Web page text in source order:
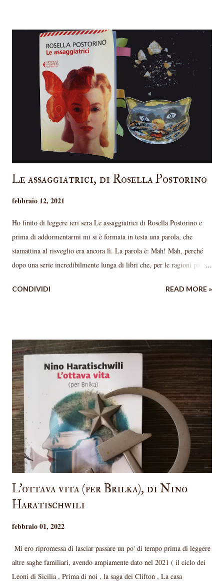
rete. In brevissimo: Pa’ Salt è l’eccentrico proprietario di Atlantis,
uno splendido castello sul lago di Ginevra. Periodicamente porta lì
una bambina adottata che chiama come una delle Pleiadi (le Sette
Sorelle, appunto), la lascia alle cure di Marina e riparte. A queste sei
bambine (sono sei, non sette, immagino si capirà il perché) darà la
possibilità di crescere ed eman...
Le assaggiatrici, di Rosella Postorino
febbraio 12, 2021
Ho finito di leggere ieri sera Le assaggiatrici di Rosella Postorino e
prima di addormentarmi mi si è formata in testa una parola, che
stamattina al risveglio era ancora lì. La parola è: Mah! Mah, perché
dopo una serie incredibilmente lunga di libri che, per le ragioni più
da un bel po' che volevo leggerlo e forse, contrariamente al mio solito,
Postorino ha una prosa piacevole e fluida, la storia si segue benissimo
e i personaggi sono ben delineati. È un bel libro, ma mi aspettavo ben
di più da una storia curiosa e poco conosciuta come quella delle
assaggiatrici di Hitler. Il libro racconta le vicende di Rosa , che vive a
casa dei suoceri mentre il marito è in guerra in Russia e viene reclutata
come ass...
CONDIVIDI READ MORE »
L'ottava vita (per Brilka), di Nino
Haratischwili
febbraio 01, 2022
Mi ero ripromessa di lasciar passare un po' di tempo prima di leggere
altre saghe familiari, avendo ampiamente dato nel 2021 ( il ciclo dei
Leoni di Sicilia , Prima di noi , la saga dei Clifton , La casa